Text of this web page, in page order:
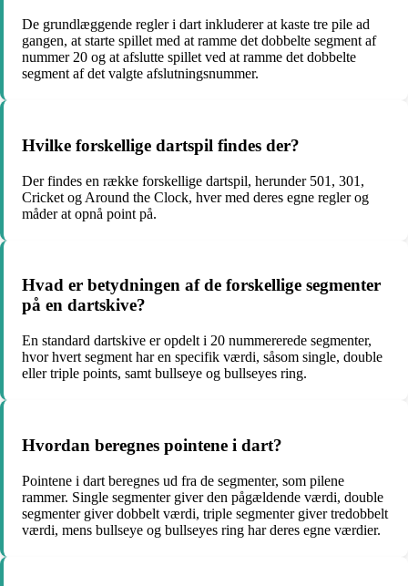
De grundlæggende regler i dart inkluderer at kaste tre pile ad
gangen, at starte spillet med at ramme det dobbelte segment af
nummer 20 og at afslutte spillet ved at ramme det dobbelte
segment af det valgte afslutningsnummer.
Hvilke forskellige dartspil findes der?
Der findes en række forskellige dartspil, herunder 501, 301,
Cricket og Around the Clock, hver med deres egne regler og
måder at opnå point på.
Hvad er betydningen af de forskellige segmenter
på en dartskive?
En standard dartskive er opdelt i 20 nummererede segmenter,
hvor hvert segment har en specifik værdi, såsom single, double
eller triple points, samt bullseye og bullseyes ring.
Hvordan beregnes pointene i dart?
Pointene i dart beregnes ud fra de segmenter, som pilene
rammer. Single segmenter giver den pågældende værdi, double
segmenter giver dobbelt værdi, triple segmenter giver tredobbelt
værdi, mens bullseye og bullseyes ring har deres egne værdier.